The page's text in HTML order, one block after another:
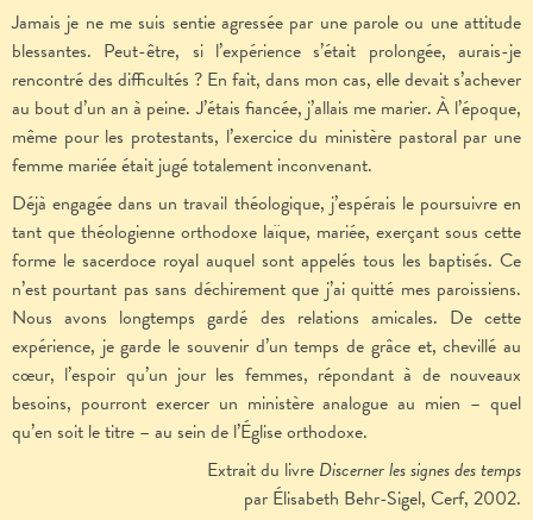
Jamais je ne me suis sentie agressée par une parole ou une attitude
blessantes. Peut-être, si l’expérience s’était prolongée, aurais-je
rencontré des difficultés ? En fait, dans mon cas, elle devait s’achever
au bout d’un an à peine. J’étais fiancée, j’allais me marier. À l’époque,
même pour les protestants, l’exercice du ministère pastoral par une
femme mariée était jugé totalement inconvenant.
Déjà engagée dans un travail théologique, j’espérais le poursuivre en
tant que théologienne orthodoxe laïque, mariée, exerçant sous cette
forme le sacerdoce royal auquel sont appelés tous les baptisés. Ce
n’est pourtant pas sans déchirement que j’ai quitté mes paroissiens.
Nous avons longtemps gardé des relations amicales. De cette
expérience, je garde le souvenir d’un temps de grâce et, chevillé au
cœur, l’espoir qu’un jour les femmes, répondant à de nouveaux
besoins, pourront exercer un ministère analogue au mien – quel
qu’en soit le titre – au sein de l’Église orthodoxe.
Extrait du livre Discerner les signes des temps
par Élisabeth Behr-Sigel, Cerf, 2002.